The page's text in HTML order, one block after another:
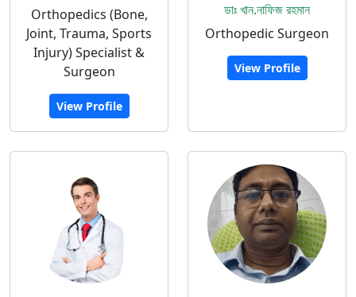
Orthopedics (Bone,
Joint, Trauma, Sports
Injury) Specialist &
Surgeon
View Profile
ডাঃ খান.নাফিজ রহমান
Orthopedic Surgeon
View Profile